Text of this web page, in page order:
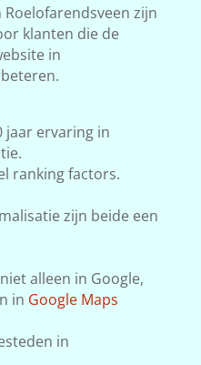
Roelofarendsveen zijn
klanten die de
in
jaar ervaring in
ranking factors.
zijn beide een
alleen in Google,
in Google Maps
in